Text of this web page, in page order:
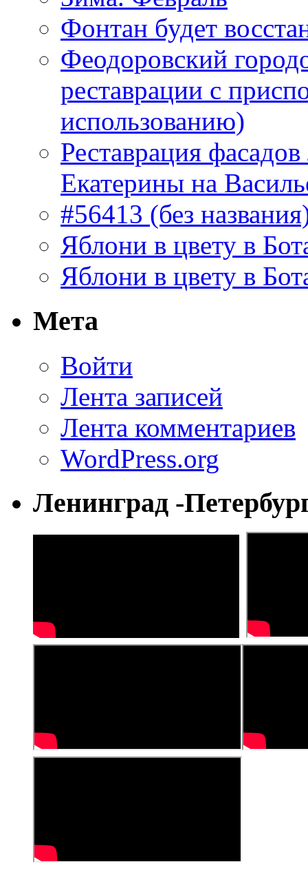
Фонтан будет
Феодоровский
реставрации с
использованию)
Реставрация
Екатерины на
#56413 (без
Яблони в цвету в
Яблони в цвету в
Мета
Войти
Лента записей
Лента комментариев
WordPress.org
Ленинград -